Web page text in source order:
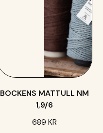
BOCKENS MATTULL NM
1,9/6
689 KR